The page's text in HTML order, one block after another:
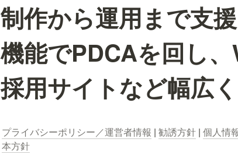
制作から運用まで支
機能でPDCAを回し、
採用サイトなど幅広
プライバシーポリシー／運営者情報 | 勧誘方針 | 個人情
本方針